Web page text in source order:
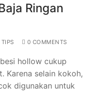
Ringan
TIPS 0 COMMENTS
hollow cukup
Karena selain kokoh,
digunakan untuk